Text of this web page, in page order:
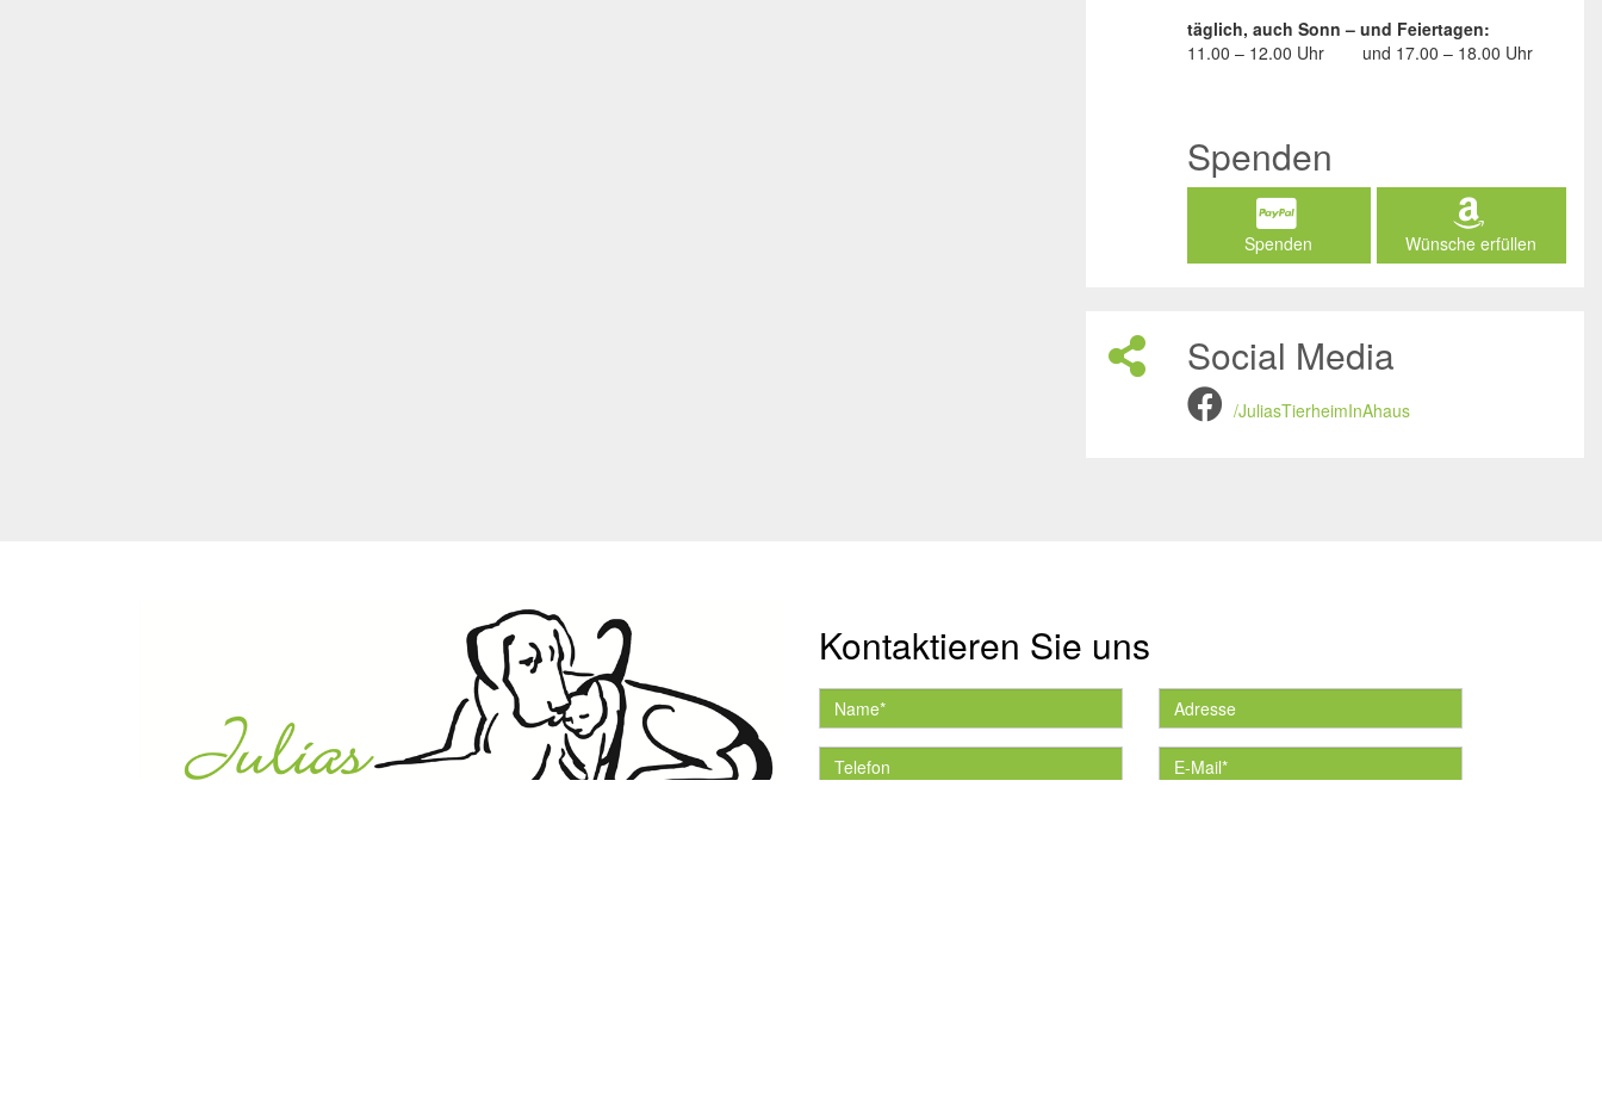
täglich, auch Sonn – und Feiertagen:
11.00 – 12.00 Uhr
und 17.00 – 18.00 Uhr
Spenden
Spenden Wünsche erfüllen
Social Media
/JuliasTierheimInAhaus
Kontaktieren Sie uns